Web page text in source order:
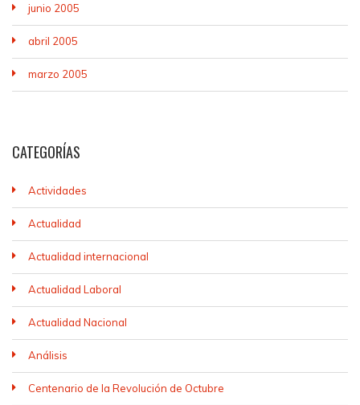
junio 2005
abril 2005
marzo 2005
CATEGORÍAS
Actividades
Actualidad
Actualidad internacional
Actualidad Laboral
Actualidad Nacional
Análisis
Centenario de la Revolución de Octubre